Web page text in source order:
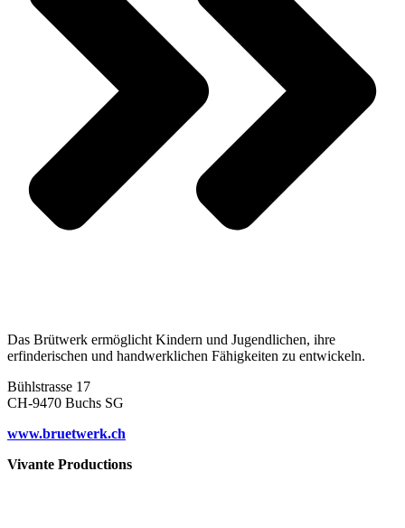
Das Brütwerk ermöglicht Kindern und Jugendlichen, ihre
erfinderischen und handwerklichen Fähigkeiten zu entwickeln.
Bühlstrasse 17
CH-9470 Buchs SG
www.bruetwerk.ch
Vivante Productions